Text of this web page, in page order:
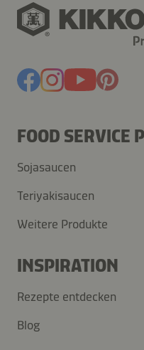
FOOD SERVICE
Sojasaucen
Teriyakisaucen
Weitere Produkte
INSPIRATION
Rezepte entdecken
Blog